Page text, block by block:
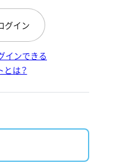
グイン
インできる
とは？